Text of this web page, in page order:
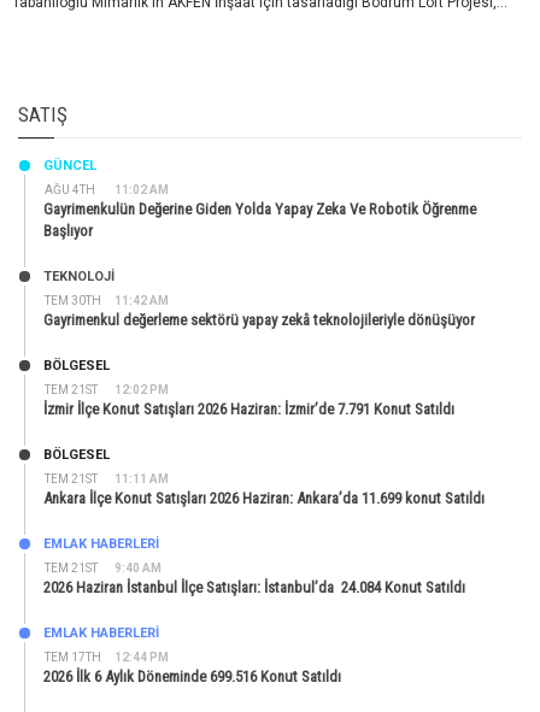
SATIŞ
AĞU 4TH 11:02 AM
GÜNCEL
Gayrimenkulün Değerine Giden Yolda Yapay Zeka Ve Robotik Öğrenme
Başlıyor
TEM 30TH 11:42 AM
TEKNOLOJİ
Gayrimenkul değerleme sektörü yapay zekâ teknolojileriyle dönüşüyor
TEM 21ST 12:02 PM
BÖLGESEL
İzmir İlçe Konut Satışları 2026 Haziran: İzmir’de 7.791 Konut Satıldı
TEM 21ST 11:11 AM
BÖLGESEL
Ankara İlçe Konut Satışları 2026 Haziran: Ankara’da 11.699 konut Satıldı
TEM 21ST 9:40 AM
EMLAK HABERLERI
2026 Haziran İstanbul İlçe Satışları: İstanbul’da 24.084 Konut Satıldı
TEM 17TH 12:44 PM
EMLAK HABERLERI
2026 İlk 6 Aylık Döneminde 699.516 Konut Satıldı